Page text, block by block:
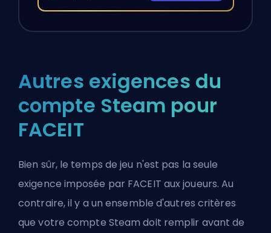
Autres exigences du
compte Steam pour
FACEIT
Bien sûr, le temps de jeu n'est pas la seule
exigence imposée par FACEIT aux joueurs. Au
contraire, il y a un ensemble d'autres critères
que votre compte Steam doit remplir avant de